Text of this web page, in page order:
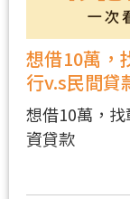
想借10萬，
行v.s民間貸
想借10萬，
資貸款